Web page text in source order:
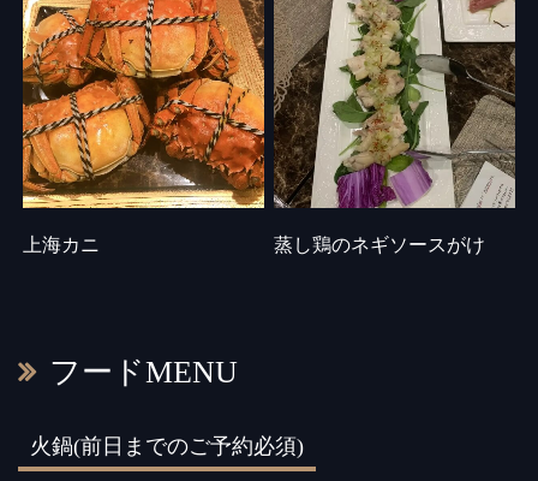
上海カニ 蒸し鶏のネギソースがけ
フードMENU
火鍋(前日までのご予約必須)